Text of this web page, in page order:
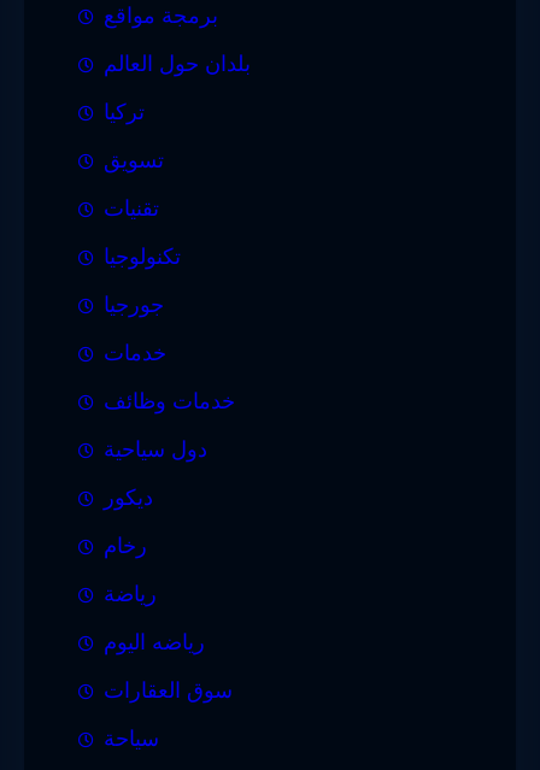
برمجة مواقع
بلدان حول العالم
تركيا
تسويق
تقنيات
تكنولوجيا
جورجيا
خدمات
خدمات وظائف
دول سياحية
ديكور
رخام
رياضة
رياضه اليوم
سوق العقارات
سياحة